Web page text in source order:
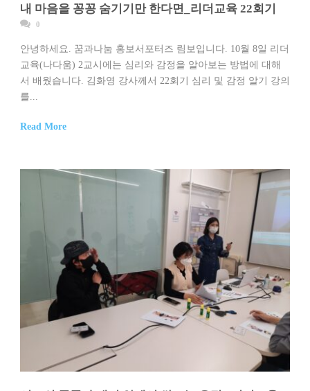
내 마음을 꽁꽁 숨기기만 한다면_리더교육 22회기
0
안녕하세요. 꿈과나눔 홍보서포터즈 림보입니다. 10월 8일 리더
교육(나다움) 2교시에는 심리와 감정을 알아보는 방법에 대해
서 배웠습니다. 김화영 강사께서 22회기 심리 및 감정 알기 강의
를...
Read More